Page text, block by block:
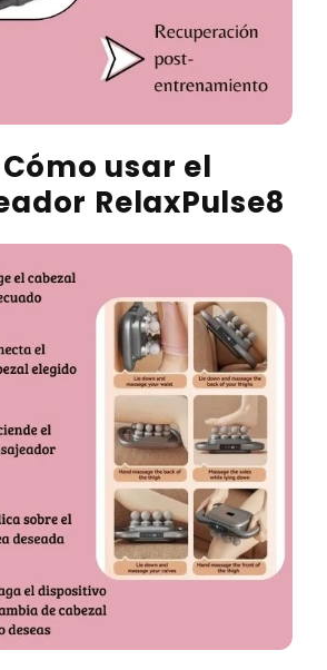
Cómo usar el
RelaxPulse8